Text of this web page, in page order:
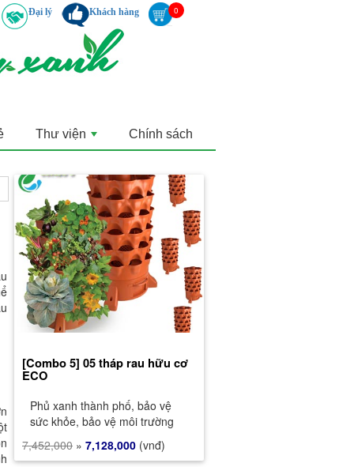
Đại lý Khách hàng
+
Thư viện Chính sách
[Combo 5] 05 tháp rau hữu cơ
ECO
Phủ xanh thành phố, bảo vệ
sức khỏe, bảo vệ môi trường
7,452,000 » 7,128,000 (vnđ)